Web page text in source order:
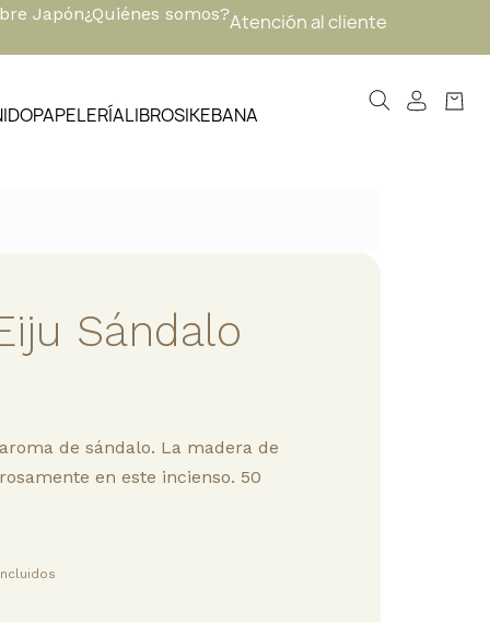
Japón¿Quiénes somos?Atención al cliente
PAPELERÍALIBROSIKEBANA
Sándalo
de sándalo. La madera de
en este incienso. 50